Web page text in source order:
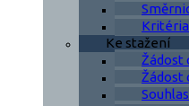
Ke stažení
Žádost
Žádost